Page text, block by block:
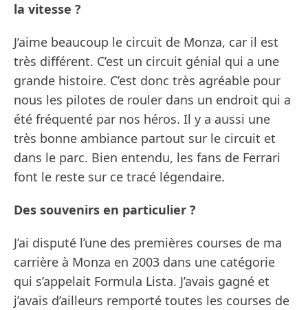
la vitesse ?
J’aime beaucoup le circuit de Monza, car il est
très différent. C’est un circuit génial qui a une
grande histoire. C’est donc très agréable pour
nous les pilotes de rouler dans un endroit qui a
été fréquenté par nos héros. Il y a aussi une
très bonne ambiance partout sur le circuit et
dans le parc. Bien entendu, les fans de Ferrari
font le reste sur ce tracé légendaire.
Des souvenirs en particulier ?
J’ai disputé l’une des premières courses de ma
carrière à Monza en 2003 dans une catégorie
qui s’appelait Formula Lista. J’avais gagné et
j’avais d’ailleurs remporté toutes les courses de